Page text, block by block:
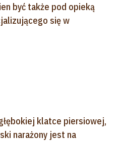
być także pod opieką
się w
klatce piersiowej,
narażony jest na